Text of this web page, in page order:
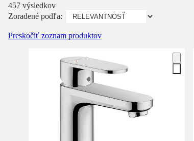
457 výsledkov
Zoradené podľa:
Preskočiť zoznam produktov